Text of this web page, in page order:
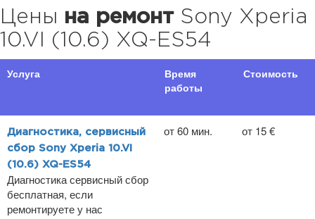
Цены на ремонтSony Xperia
10.VI (10.6) XQ-ES54
Услуга
Время
работы
Стоимость
Диагностика, сервисный
сбор Sony Xperia 10.VI
(10.6) XQ-ES54
Диагностика сервисный сбор
бесплатная, если
ремонтируете у нас
от 60 мин. от 15 €